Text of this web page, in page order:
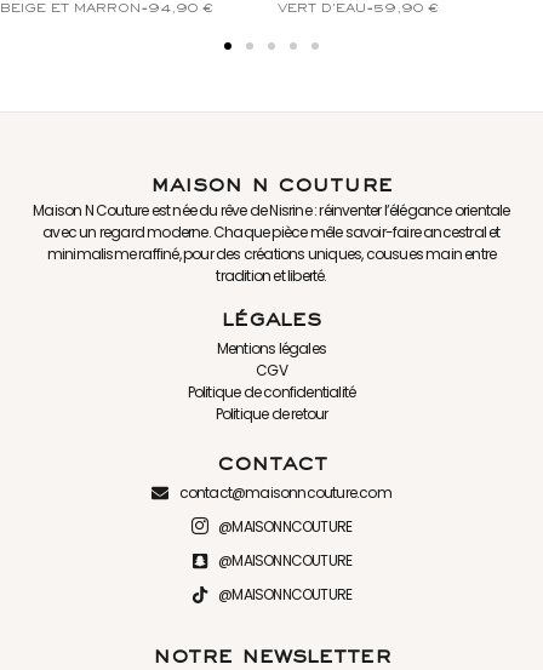
NUDE- 59,90€ LILAS -59,90€
maison n couture
Maison N Couture est née du rêve de Nisrine : réinventer l’élégance orientale
avec un regard moderne. Chaque pièce mêle savoir-faire ancestral et
minimalisme raffiné, pour des créations uniques, cousues main entre
tradition et liberté.
légales
Mentions légales
CGV
Politique de confidentialité
Politique de retour
contact
contact@maisonncouture.com
@MAISONNCOUTURE
@MAISONNCOUTURE
@MAISONNCOUTURE
notre newsletter